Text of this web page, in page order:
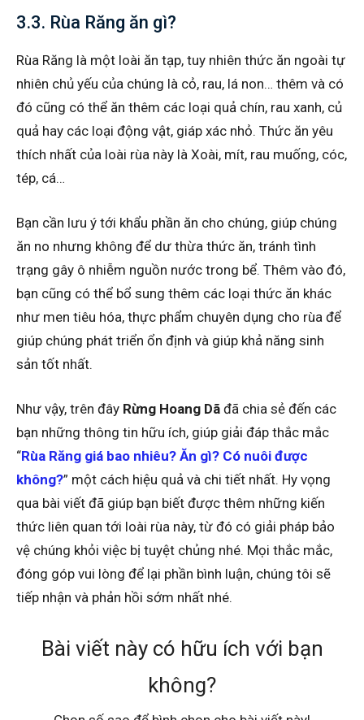
3.3. Rùa Răng ăn gì?
Rùa Răng là một loài ăn tạp, tuy nhiên thức ăn ngoài tự
nhiên chủ yếu của chúng là cỏ, rau, lá non… thêm và có
đó cũng có thể ăn thêm các loại quả chín, rau xanh, củ
quả hay các loại động vật, giáp xác nhỏ. Thức ăn yêu
thích nhất của loài rùa này là Xoài, mít, rau muống, cóc,
tép, cá…
Bạn cần lưu ý tới khẩu phần ăn cho chúng, giúp chúng
ăn no nhưng không để dư thừa thức ăn, tránh tình
trạng gây ô nhiễm nguồn nước trong bể. Thêm vào đó,
bạn cũng có thể bổ sung thêm các loại thức ăn khác
như men tiêu hóa, thực phẩm chuyên dụng cho rùa để
giúp chúng phát triển ổn định và giúp khả năng sinh
sản tốt nhất.
Như vậy, trên đây Rừng Hoang Dã đã chia sẻ đến các
bạn những thông tin hữu ích, giúp giải đáp thắc mắc
“Rùa Răng giá bao nhiêu? Ăn gì? Có nuôi được
không?” một cách hiệu quả và chi tiết nhất. Hy vọng
qua bài viết đã giúp bạn biết được thêm những kiến
thức liên quan tới loài rùa này, từ đó có giải pháp bảo
vệ chúng khỏi việc bị tuyệt chủng nhé. Mọi thắc mắc,
đóng góp vui lòng để lại phần bình luận, chúng tôi sẽ
tiếp nhận và phản hồi sớm nhất nhé.
Bài viết này có hữu ích với bạn
không?